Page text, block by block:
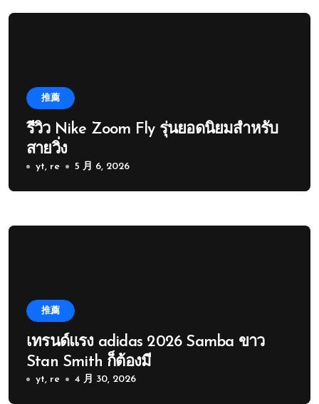
推薦
รีวิว Nike Zoom Fly รุ่นยอดนิยมสำหรับ
สายวิ่ง
yt, re 5 月 6, 2026
推薦
เทรนด์แรง adidas 2026 Samba ขาว
Stan Smith ก็ต้องมี
yt, re 4 月 30, 2026